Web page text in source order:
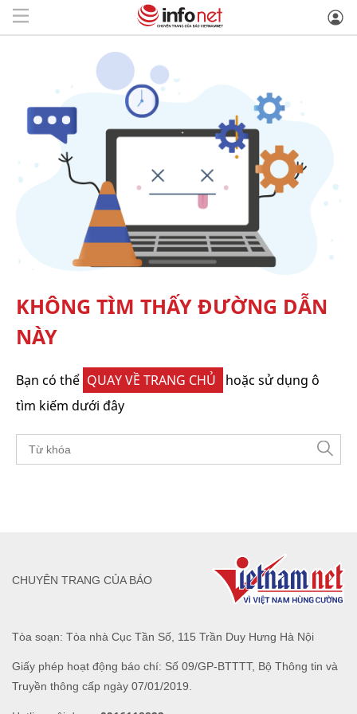
KHÔNG TÌM THẤY ĐƯỜNG DẪN
NÀY
Bạn có thể QUAY VỀ TRANG CHỦ
hoặc sử dụng ô
tìm kiếm dưới đây
Tòa soạn: Tòa nhà Cục Tần Số, 115 Trần Duy Hưng Hà Nội
Giấy phép hoạt động báo chí: Số 09/GP-BTTTT, Bộ Thông tin và
Truyền thông cấp ngày 07/01/2019.
CHUYÊN TRANG CỦA BÁO